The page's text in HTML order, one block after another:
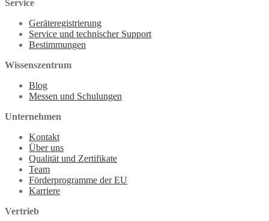
Service
Geräteregistrierung
Service und technischer Support
Bestimmungen
Wissenszentrum
Blog
Messen und Schulungen
Unternehmen
Kontakt
Über uns
Qualität und Zertifikate
Team
Förderprogramme der EU
Karriere
Vertrieb